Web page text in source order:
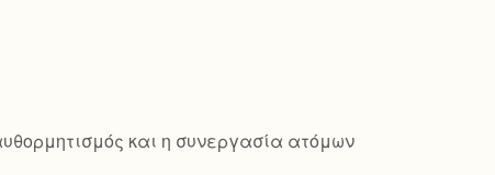
και η συνεργασία ατόμων